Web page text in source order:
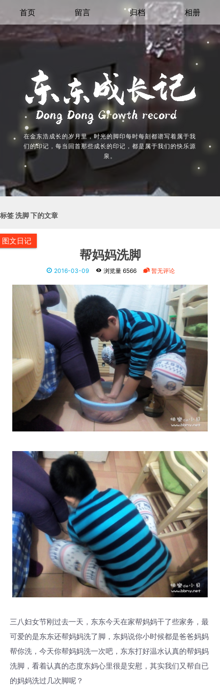
首页 留言 归档 相册
在金东浩成长的岁月里，时光的脚印每时每刻都谱写着属于我
们的印记，每当回首那些成长的印记，都是属于我们的快乐源
泉。
标签 洗脚 下的文章
图文日记
帮妈妈洗脚
2016-03-09 浏览量 6566 暂无评论
三八妇女节刚过去一天，东东今天在家帮妈妈干了些家务，最
可爱的是东东还帮妈妈洗了脚，东妈说你小时候都是爸爸妈妈
帮你洗，今天你帮妈妈洗一次吧，东东打好温水认真的帮妈妈
洗脚，看着认真的态度东妈心里很是安慰，其实我们又帮自已
的妈妈洗过几次脚呢？